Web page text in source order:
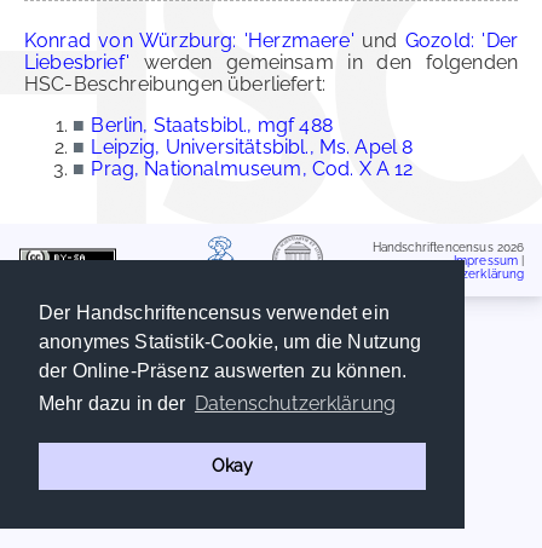
Der Handschriftencensus verwendet ein
anonymes Statistik-Cookie, um die Nutzung
der Online-Präsenz auswerten zu können.
Mehr dazu in der Datenschutzerklärung
Okay
Konrad von Würzburg: 'Herzmaere' und Gozold: 'Der
Liebesbrief' werden gemeinsam in den folgenden
HSC-Beschreibungen überliefert:
■ Berlin, Staatsbibl., mgf 488
■ Leipzig, Universitätsbibl., Ms. Apel 8
■ Prag, Nationalmuseum, Cod. X A 12
Handschriftencensus 2026
Impressum
Datenschutzerklärung